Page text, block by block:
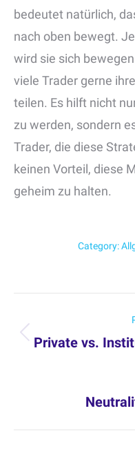
bedeutet natürlich,
nach oben bewegt.
wird sie sich
viele Trader gerne
teilen. Es hilft nicht
zu werden, sondern
Trader, die diese
keinen Vorteil, diese
geheim zu halten.
Category:
navigation
Private vs.